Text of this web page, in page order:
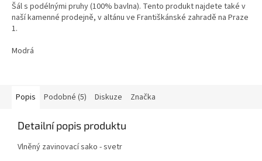
Šál s podélnými pruhy (100% bavlna). Tento produkt najdete také v
naší­ kamenné prodejně, v altánu ve Františkánské zahradě na Praze
1.
Modrá
Popis Podobné (5) Diskuze Značka
Detailní popis produktu
Vlněný zavinovací sako - svetr